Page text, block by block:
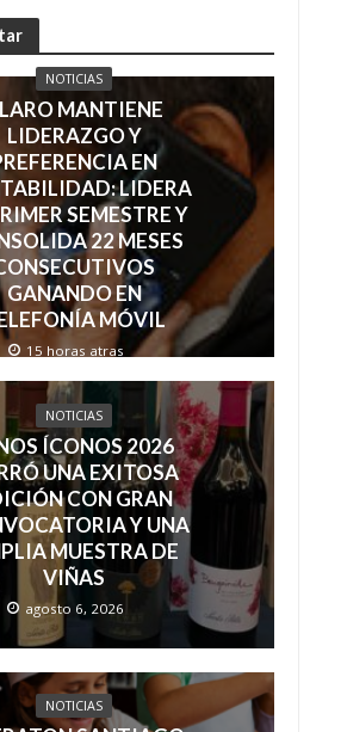
NOTICIAS
MANTIENE
LIDERAZGO Y
EN
LIDERA
SEMESTRE Y
22 MESES
GANANDO EN
MÓVIL
15 horas atras
NOTICIAS
ÍCONOS 2026
UNA EXITOSA
CON GRAN
Y UNA
MUESTRA DE
VIÑAS
agosto 6, 2026
NOTICIAS